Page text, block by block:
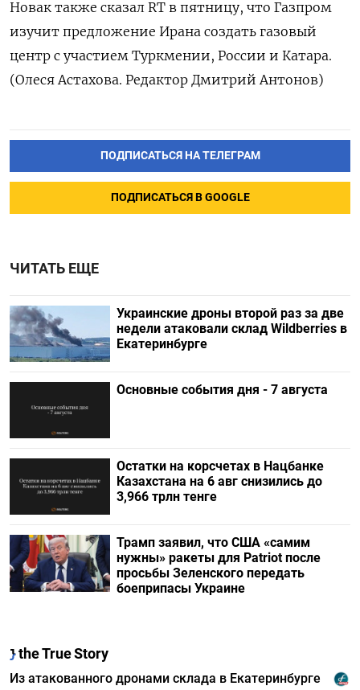
Новак также сказал RT в пятницу, что Газпром
изучит предложение Ирана создать газовый
центр с участием Туркмении, России и Катара.
(Олеся Астахова. Редактор Дмитрий Антонов)
ПОДПИСАТЬСЯ НА ТЕЛЕГРАМ
ПОДПИСАТЬСЯ В GOOGLE
ЧИТАТЬ ЕЩЕ
Украинские дроны второй раз за две
недели атаковали склад Wildberries в
Екатеринбурге
Основные события дня - 7 августа
Остатки на корсчетах в Нацбанке
Казахстана на 6 авг снизились до
3,966 трлн тенге
Трамп заявил, что США «самим
нужны» ракеты для Patriot после
просьбы Зеленского передать
боеприпасы Украине